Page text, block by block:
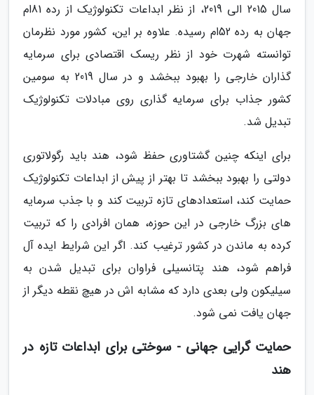
سال 2015 الی 2019، از نظر ابداعات تکنولوژیک از رده 81ام
جهان به رده 52ام رسیده. علاوه بر این، کشور مورد نظرمان
توانسته شهرت خود از نظر ریسک اقتصادی برای سرمایه
گذاران خارجی را بهبود ببخشد و در سال 2019 به سومین
کشور جذاب برای سرمایه گذاری روی مبادلات تکنولوژیک
تبدیل شد.
برای اینکه چنین گشتاوری حفظ شود، هند باید رگولاتوری
دولتی را بهبود ببخشد تا بهتر از پیش از ابداعات تکنولوژیک
حمایت کند، استعدادهای تازه تربیت کند و با جذب سرمایه
های بزرگ خارجی در این حوزه، همان افرادی را که تربیت
کرده به ماندن در کشور ترغیب کند. اگر این شرایط ایده آل
فراهم شود، هند پتانسیلی فراوان برای تبدیل شدن به
سیلیکون ولی بعدی دارد که مشابه اش در هیچ نقطه دیگر از
جهان یافت نمی شود.
حمایت گرایی جهانی - سوختی برای ابداعات تازه در
هند